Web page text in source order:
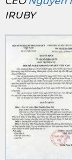
IRUBY